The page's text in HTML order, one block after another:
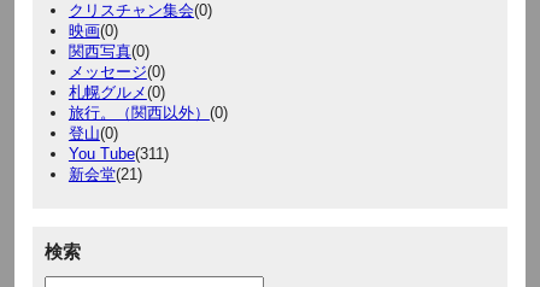
クリスチャン集会(0)
映画(0)
関西写真(0)
メッセージ(0)
札幌グルメ(0)
旅行。（関西以外） (0)
登山(0)
You Tube(311)
新会堂(21)
検索